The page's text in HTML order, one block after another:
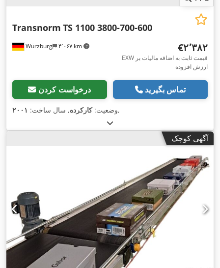
Würzburg ۴٬۰۶۷ km
Transnorm TS 1100 3800-700-600
‎€۲٬۳۸۲
EXW قیمت ثابت به اضافه مالیات بر
ارزش افزوده
درخواست کردن تماس بگیرید
وضعیت:کارکرده, سال ساخت: ۲۰۰۱ ,
آگهی کوچک